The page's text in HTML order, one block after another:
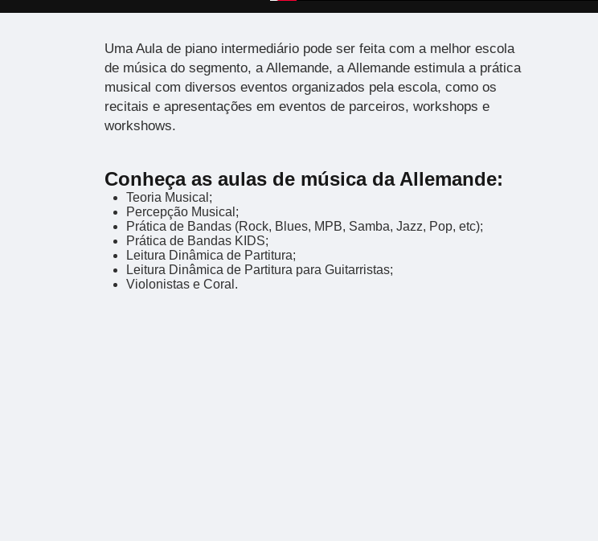
Uma Aula de piano intermediário pode ser feita com a melhor escola
de música do segmento, a Allemande, a Allemande estimula a prática
musical com diversos eventos organizados pela escola, como os
recitais e apresentações em eventos de parceiros, workshops e
workshows.
Conheça as aulas de música da Allemande:
Teoria Musical;
Percepção Musical;
Prática de Bandas (Rock, Blues, MPB, Samba, Jazz, Pop, etc);
Prática de Bandas KIDS;
Leitura Dinâmica de Partitura;
Leitura Dinâmica de Partitura para Guitarristas;
Violonistas e Coral.